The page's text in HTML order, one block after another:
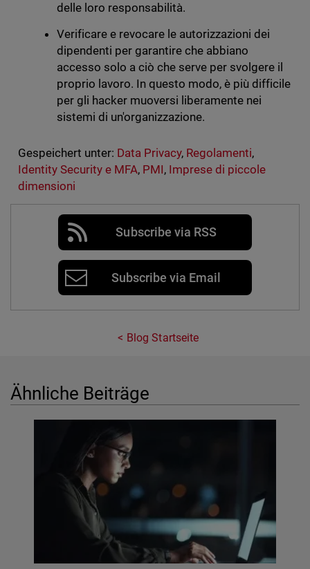
delle loro responsabilità.
Verificare e revocare le autorizzazioni dei
dipendenti per garantire che abbiano
accesso solo a ciò che serve per svolgere il
proprio lavoro. In questo modo, è più difficile
per gli hacker muoversi liberamente nei
sistemi di un'organizzazione.
Gespeichert unter: Data Privacy, Regolamenti,
Identity Security e MFA, PMI, Imprese di piccole
dimensioni
Subscribe via RSS
Subscribe via Email
Blog Startseite
Ähnliche Beiträge